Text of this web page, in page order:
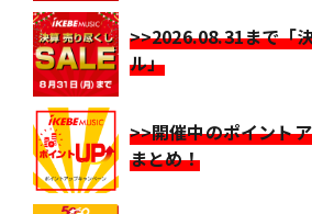
>>2026.08.31まで「
ル」
>>開催中のポイント
まとめ！